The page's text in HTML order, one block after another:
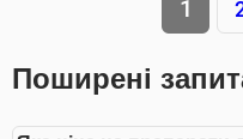
1
Поширені